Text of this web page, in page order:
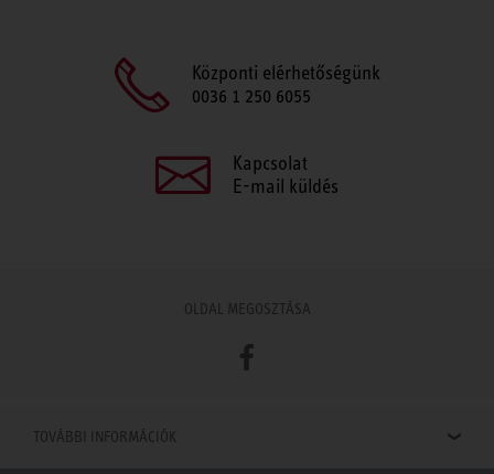
Központi elérhetőségünk
0036 1 250 6055
Kapcsolat
E-mail küldés
OLDAL MEGOSZTÁSA
Facebook
TOVÁBBI INFORMÁCIÓK